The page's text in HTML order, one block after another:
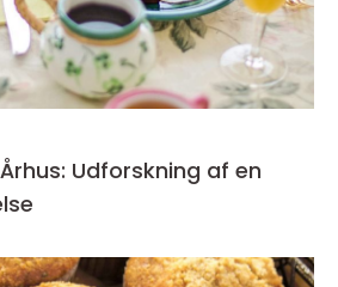
Udforskning af en